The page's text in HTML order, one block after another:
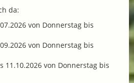
da:
von Donnerstag bis
von Donnerstag bis
11.10.2026 von Donnerstag bis